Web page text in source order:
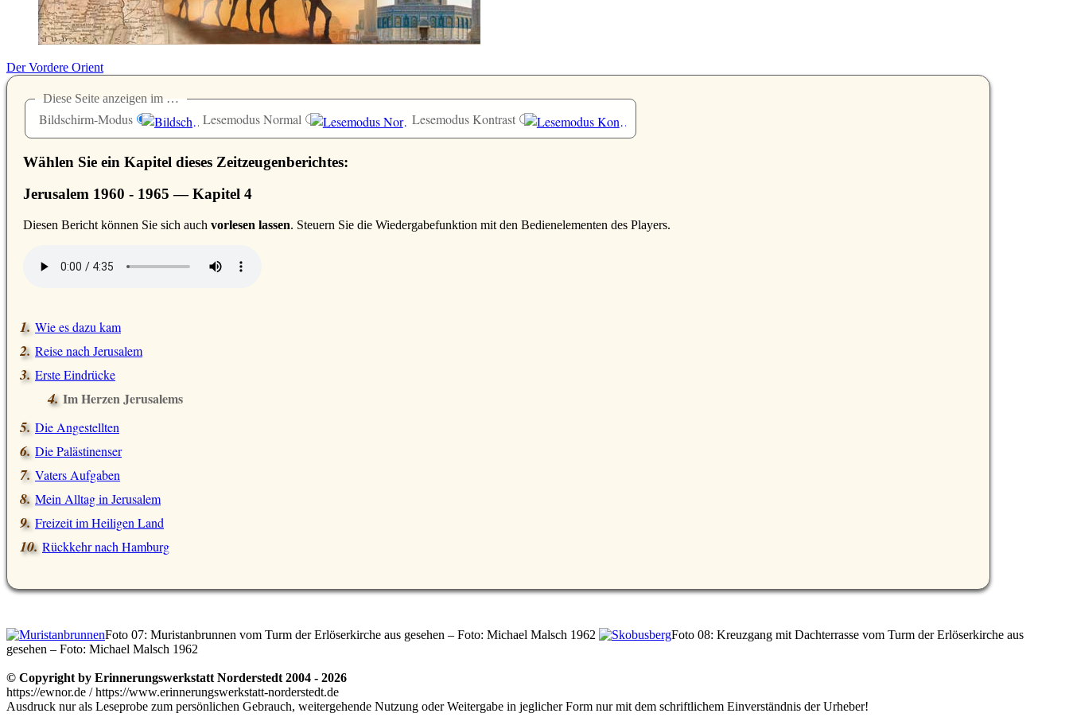
Der Vordere Orient
Diese Seite anzeigen im …
Bildschirm-Modus Lesemodus Normal Lesemodus Kontrast
Wählen Sie ein Kapitel dieses Zeitzeugenberichtes:
Jerusalem 1960 - 1965 — Kapitel 4
Diesen Bericht können Sie sich auch vorlesen lassen. Steuern Sie die Wiedergabefunktion mit den Bedienelementen des Players.
Wie es dazu kam
Reise nach Jerusalem
Erste Eindrücke
Im Herzen Jerusalems
Die Angestellten
Die Palästinenser
Vaters Aufgaben
Mein Alltag in Jerusalem
Freizeit im Heiligen Land
Rückkehr nach Hamburg
Foto 07: Muristanbrunnen vom Turm der Erlöserkirche aus gesehen – Foto: Michael Malsch 1962
Foto 08: Kreuzgang mit Dachterrasse vom Turm der Erlöserkirche aus
gesehen – Foto: Michael Malsch 1962
© Copyright by Erinnerungswerkstatt Norderstedt 2004 - 2026
https://ewnor.de / https://www.erinnerungswerkstatt-norderstedt.de
Ausdruck nur als Leseprobe zum persönlichen Gebrauch, weitergehende Nutzung oder Weitergabe in jeglicher Form nur mit dem schriftlichem Einverständnis der Urheber!